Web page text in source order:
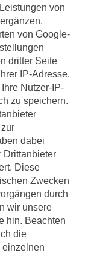
von
von Google-
dritter Seite
IP-Adresse.
Nutzer-IP-
zu speichern.
dabei
Drittanbieter
Diese
Zwecken
durch
wir unsere
hin. Beachten
die
einzelnen